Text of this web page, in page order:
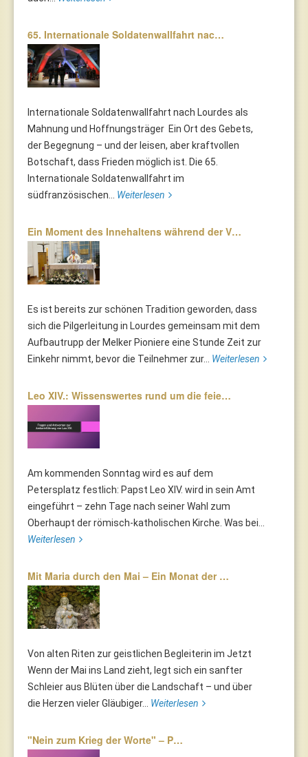
65. Internationale Soldatenwallfahrt nac…
Internationale Soldatenwallfahrt nach Lourdes als
Mahnung und Hoffnungsträger Ein Ort des Gebets,
der Begegnung – und der leisen, aber kraftvollen
Botschaft, dass Frieden möglich ist. Die 65.
Internationale Soldatenwallfahrt im
südfranzösischen... Weiterlesen
Ein Moment des Innehaltens während der V…
Es ist bereits zur schönen Tradition geworden, dass
sich die Pilgerleitung in Lourdes gemeinsam mit dem
Aufbautrupp der Melker Pioniere eine Stunde Zeit zur
Einkehr nimmt, bevor die Teilnehmer zur... Weiterlesen
Leo XIV.: Wissenswertes rund um die feie…
Am kommenden Sonntag wird es auf dem
Petersplatz festlich: Papst Leo XIV. wird in sein Amt
eingeführt – zehn Tage nach seiner Wahl zum
Oberhaupt der römisch-katholischen Kirche. Was bei...
Weiterlesen
Mit Maria durch den Mai – Ein Monat der …
Von alten Riten zur geistlichen Begleiterin im Jetzt
Wenn der Mai ins Land zieht, legt sich ein sanfter
Schleier aus Blüten über die Landschaft – und über
die Herzen vieler Gläubiger... Weiterlesen
"Nein zum Krieg der Worte" – P…